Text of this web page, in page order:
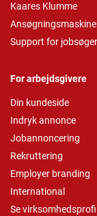
Kaares Klumme
Support for
For arbejdsgivere
Din kundeside
Indryk annonce
Jobannoncering
Rekruttering
Employer branding
International
Se virksomhedsprofil